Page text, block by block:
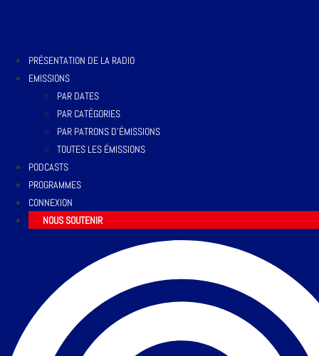
PRÉSENTATION DE LA RADIO
EMISSIONS
PAR DATES
PAR CATÉGORIES
PAR PATRONS D’ÉMISSIONS
TOUTES LES ÉMISSIONS
PODCASTS
PROGRAMMES
CONNEXION
NOUS SOUTENIR